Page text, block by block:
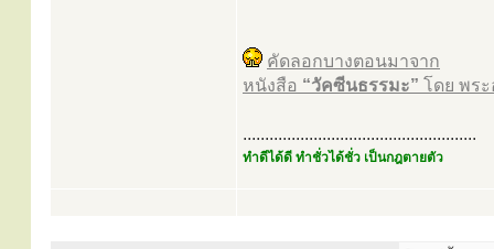
คัดลอกบางตอนมาจาก
หนังสือ “วัคซีนธรรมะ” โดย พร
.....................................................
ทำดีได้ดี ทำชั่วได้ชั่ว เป็นกฎตายตัว